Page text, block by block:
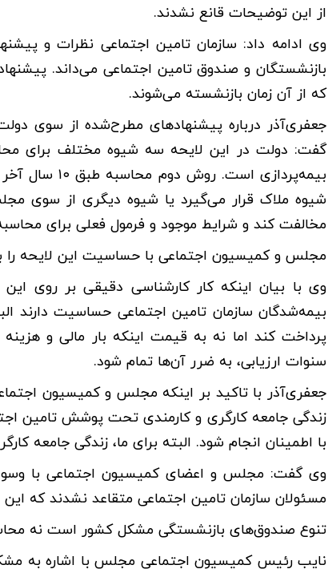
از این توضیحات قانع نشدند.
وی ادامه داد: سازمان تامین اجتماعی نظرات و
که از آن زمان بازنشسته می‌شوند.
جعفری‌آذر درباره پیشنهادهای مطرح‌شده از سوی
گفت: دولت در این لایحه سه شیوه مختلف برای
شیوه ملاک قرار می‌گیرد یا شیوه دیگری از سوی
مخالفت کند و شرایط موجود و فرمول فعلی برای
مجلس و کمیسیون اجتماعی با حساسیت این لایحه را
وی با بیان اینکه کار کارشناسی دقیقی بر روی
بیمه‌شدگان سازمان تامین اجتماعی حساسیت
پرداخت کند اما نه به قیمت اینکه بار مالی و
سنوات ارزیابی، به ضرر آن‌ها تمام شود.
جعفری‌آذر با تاکید بر اینکه مجلس و کمیسیون
زندگی جامعه کارگری و کارمندی تحت پوشش تامین
با اطمینان انجام شود. البته برای ما، زندگی جامعه
وی گفت: مجلس و اعضای کمیسیون اجتماعی با
مسئولان سازمان تامین اجتماعی متقاعد نشدند که
تنوع صندوق‌های بازنشستگی مشکل کشور است نه